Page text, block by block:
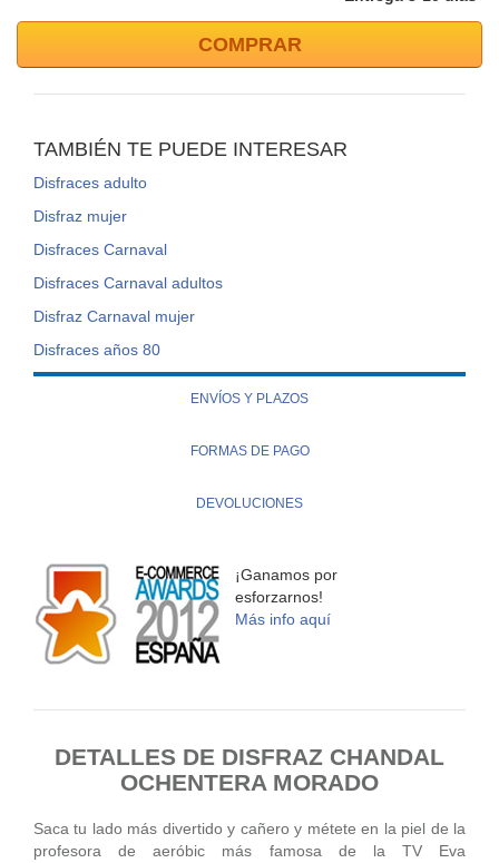
COMPRAR
TAMBIÉN TE PUEDE INTERESAR
Disfraces adulto
Disfraz mujer
Disfraces Carnaval
Disfraces Carnaval adultos
Disfraz Carnaval mujer
Disfraces años 80
ENVÍOS Y PLAZOS
FORMAS DE PAGO
DEVOLUCIONES
¡Ganamos por
esforzarnos!
Más info aquí
DETALLES DE DISFRAZ CHANDAL
OCHENTERA MORADO
Saca tu lado más divertido y cañero y métete en la piel de la
profesora de aeróbic más famosa de la TVEva